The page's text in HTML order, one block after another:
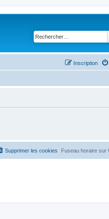
Inscription
Fuseau horaire sur
Supprimer les cookies